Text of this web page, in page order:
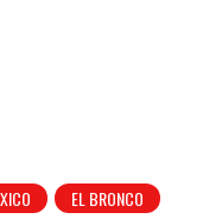
EL BRONCO